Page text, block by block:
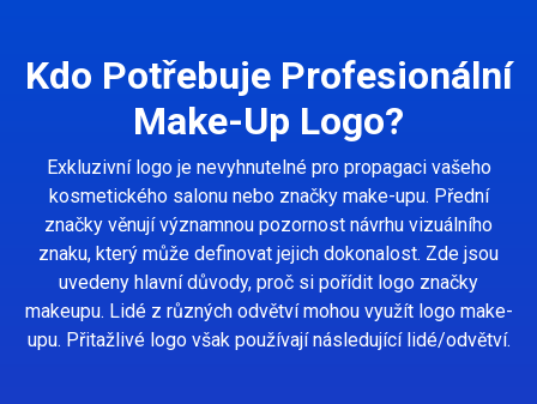
Kdo Potřebuje Profesionální
Make-Up Logo?
Exkluzivní logo je nevyhnutelné pro propagaci vašeho
kosmetického salonu nebo značky make-upu. Přední
značky věnují významnou pozornost návrhu vizuálního
znaku, který může definovat jejich dokonalost. Zde jsou
uvedeny hlavní důvody, proč si pořídit logo značky
makeupu. Lidé z různých odvětví mohou využít logo make-
upu. Přitažlivé logo však používají následující lidé/odvětví.